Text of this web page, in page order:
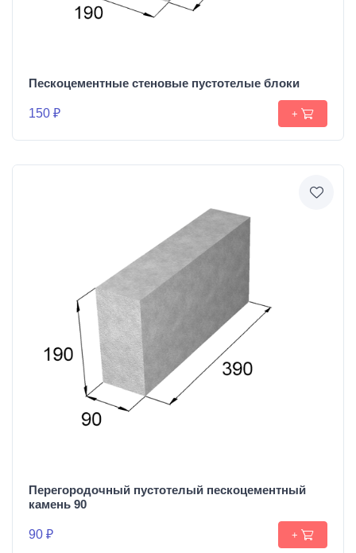
Пескоцементные стеновые пустотелые блоки
150 ₽ +
Перегородочный пустотелый пескоцементный
камень 90
90 ₽ +